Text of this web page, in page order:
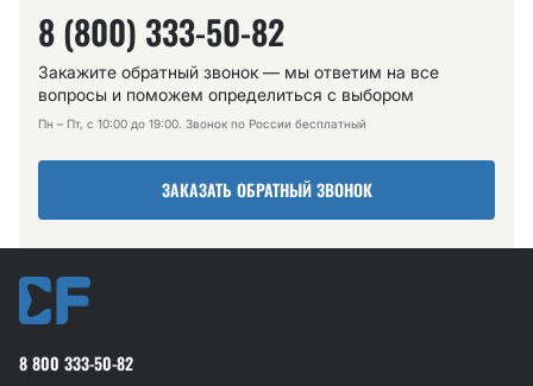
8 (800) 333-50-82
Закажите обратный звонок — мы ответим на все
вопросы и поможем определиться с выбором
Пн – Пт, с 10:00 до 19:00. Звонок по России бесплатный
ЗАКАЗАТЬ ОБРАТНЫЙ ЗВОНОК
8 800 333-50-82